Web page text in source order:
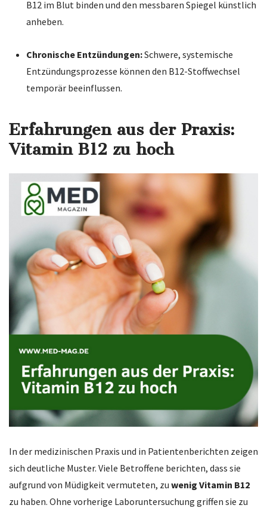
B12 im Blut binden und den messbaren Spiegel künstlich
anheben.
Chronische Entzündungen:Schwere, systemische
Entzündungsprozesse können den B12-Stoffwechsel
temporär beeinflussen.
Erfahrungen aus der Praxis:
Vitamin B12 zu hoch
In der medizinischen Praxis und in Patientenberichten zeigen
sich deutliche Muster. Viele Betroffene berichten, dass sie
aufgrund von Müdigkeit vermuteten, zu wenig Vitamin B12
zu haben. Ohne vorherige Laboruntersuchung griffen sie zu